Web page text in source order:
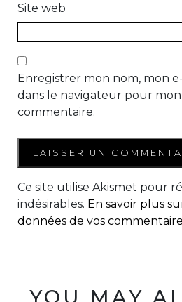
Site web
Enregistrer mon nom, mon
dans le navigateur pour
commentaire.
Ce site utilise Akismet pour
indésirables. En savoir plus
données de vos
YOU MAY